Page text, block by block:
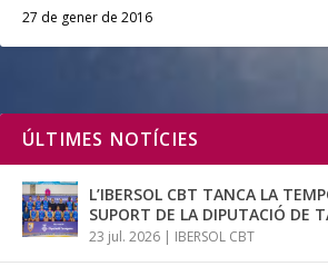
27 de gener de 2016
ÚLTIMES NOTÍCIES
L’IBERSOL CBT TANCA LA
SUPORT DE LA DIPUTACIÓ DE
23 jul. 2026 | IBERSOL CBT